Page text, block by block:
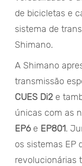
de bicicletas e
sistema de
Shimano.
A Shimano
transmissão
CUES Di2 e
únicas com as
EP6e EP801.
os sistemas EP
revolucionárias